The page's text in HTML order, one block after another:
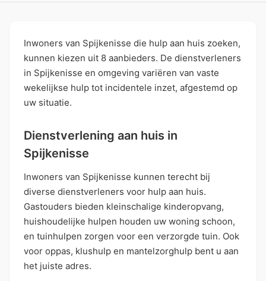
Inwoners van Spijkenisse die hulp aan huis zoeken,
kunnen kiezen uit 8 aanbieders. De dienstverleners
in Spijkenisse en omgeving variëren van vaste
wekelijkse hulp tot incidentele inzet, afgestemd op
uw situatie.
Dienstverlening aan huis in
Spijkenisse
Inwoners van Spijkenisse kunnen terecht bij
diverse dienstverleners voor hulp aan huis.
Gastouders bieden kleinschalige kinderopvang,
huishoudelijke hulpen houden uw woning schoon,
en tuinhulpen zorgen voor een verzorgde tuin. Ook
voor oppas, klushulp en mantelzorghulp bent u aan
het juiste adres.